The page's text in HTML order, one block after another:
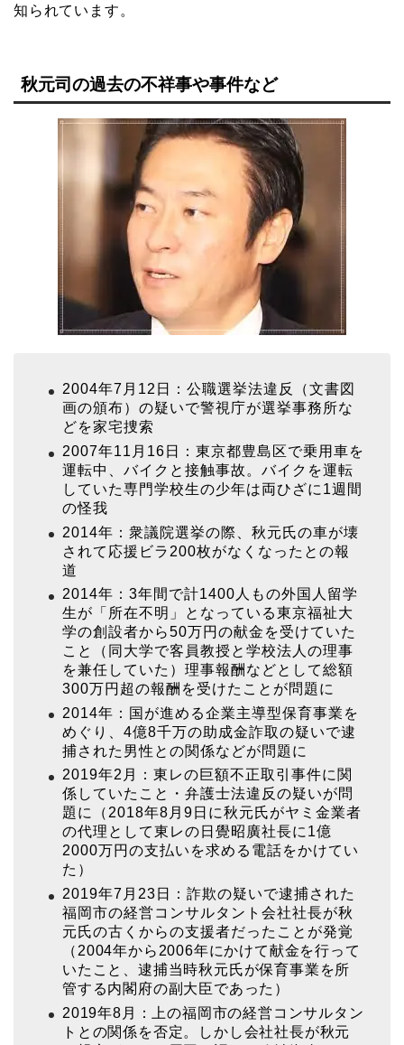
知られています。
秋元司の過去の不祥事や事件など
2004年7月12日：公職選挙法違反（文書図
画の頒布）の疑いで警視庁が選挙事務所な
どを家宅捜索
2007年11月16日：東京都豊島区で乗用車を
運転中、バイクと接触事故。バイクを運転
していた専門学校生の少年は両ひざに1週間
の怪我
2014年：衆議院選挙の際、秋元氏の車が壊
されて応援ビラ200枚がなくなったとの報
道
2014年：3年間で計1400人もの外国人留学
生が「所在不明」となっている東京福祉大
学の創設者から50万円の献金を受けていた
こと（同大学で客員教授と学校法人の理事
を兼任していた）理事報酬などとして総額
300万円超の報酬を受けたことが問題に
2014年：国が進める企業主導型保育事業を
めぐり、4億8千万の助成金詐取の疑いで逮
捕された男性との関係などが問題に
2019年2月：東レの巨額不正取引事件に関
係していたこと・弁護士法違反の疑いが問
題に（2018年8月9日に秋元氏がヤミ金業者
の代理として東レの日覺昭廣社長に1億
2000万円の支払いを求める電話をかけてい
た）
2019年7月23日：詐欺の疑いで逮捕された
福岡市の経営コンサルタント会社社長が秋
元氏の古くからの支援者だったことが発覚
（ 2004年から2006年にかけて献金を行って
いたこと
、逮捕当時秋元氏が保育事業を所
管する内閣府の副大臣であった）
2019年8月：上の福岡市の経営コンサルタン
トとの関係を否定。しかし会社社長が秋元